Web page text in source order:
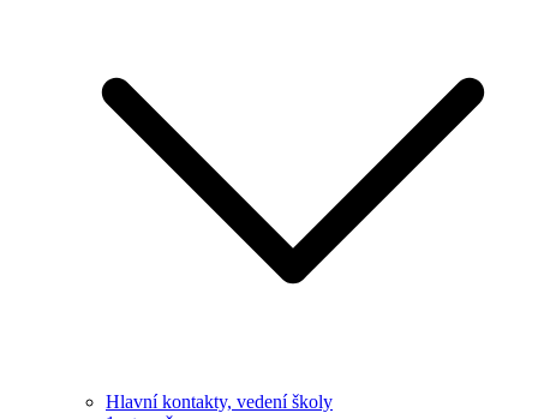
Hlavní kontakty, vedení školy